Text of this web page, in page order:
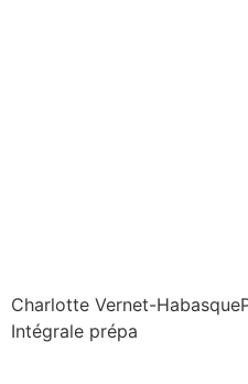
Charlotte Vernet-Habasque
Intégrale prépa